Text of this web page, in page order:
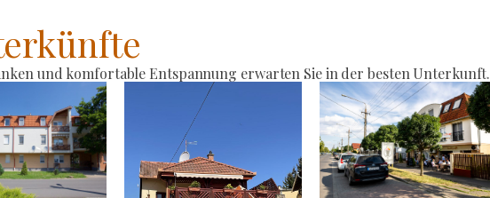
und komfortable Entspannung erwarten Sie in der besten Unterkunft.